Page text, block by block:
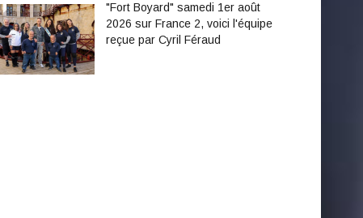
"Fort Boyard" samedi 1er août
2026 sur France 2, voici l'équipe
reçue par Cyril Féraud